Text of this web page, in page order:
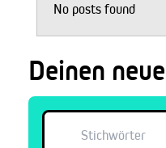
No posts found
Deinen